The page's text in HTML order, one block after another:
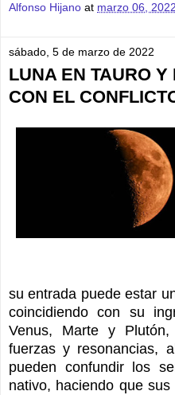
Alfonso Hijano at marzo 06, 2022
sábado, 5 de marzo de 2022
LUNA EN TAURO
CON EL
su entrada puede estar
coincidiendo con su
Venus, Marte y
fuerzas y resonancias,
pueden confundir los
nativo, haciendo que